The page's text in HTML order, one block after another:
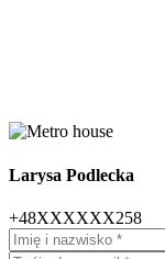
Larysa Podlecka
+48XXXXXX258